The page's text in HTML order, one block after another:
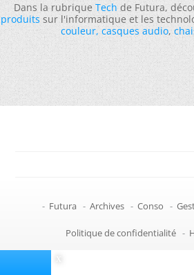
Dans la rubriqueTechde Futura,
produitssur l'informatique et les
couleur,casques audio,
- Futura - Archives - Conso -
Politique de confidentialité -